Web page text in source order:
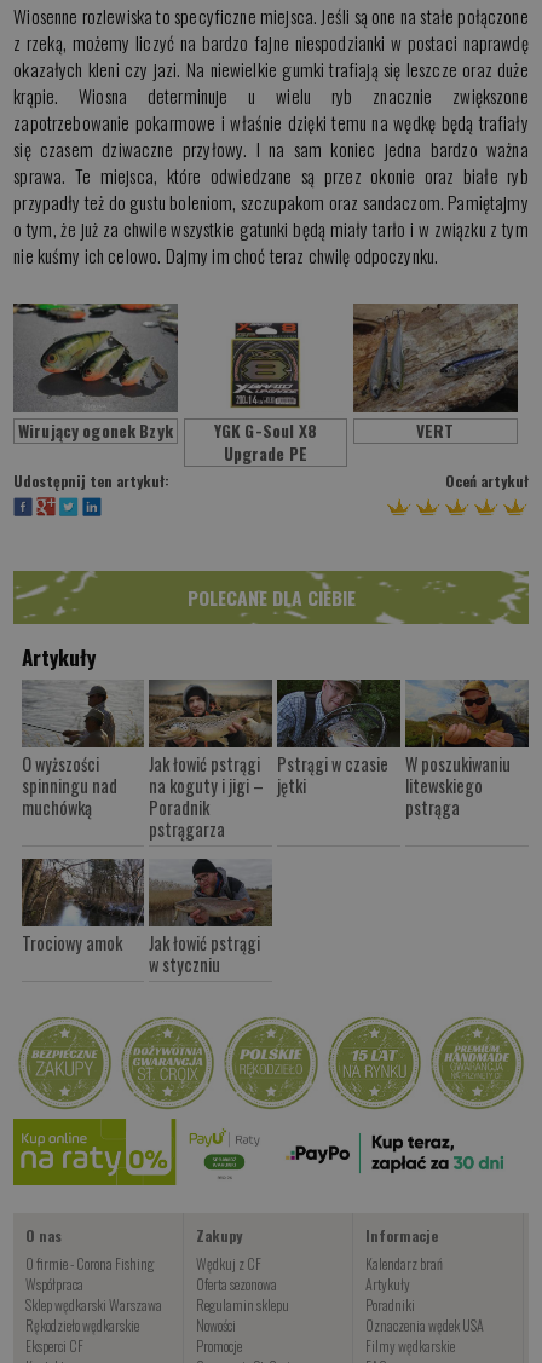
Wiosenne rozlewiska to specyficzne miejsca. Jeśli są one na stałe połączone
z rzeką, możemy liczyć na bardzo fajne niespodzianki w postaci naprawdę
okazałych kleni czy jazi. Na niewielkie gumki trafiają się leszcze oraz duże
krąpie. Wiosna determinuje u wielu ryb znacznie zwiększone
zapotrzebowanie pokarmowe i właśnie dzięki temu na wędkę będą trafiały
się czasem dziwaczne przyłowy. I na sam koniec jedna bardzo ważna
sprawa. Te miejsca, które odwiedzane są przez okonie oraz białe ryb
przypadły też do gustu boleniom, szczupakom oraz sandaczom. Pamiętajmy
o tym, że już za chwile wszystkie gatunki będą miały tarło i w związku z tym
nie kuśmy ich celowo. Dajmy im choć teraz chwilę odpoczynku.
Wirujący ogonek Bzyk
YGK G-Soul X8
Upgrade PE
VERT
Udostępnij ten artykuł: Oceń artykuł
POLECANE DLA CIEBIE
Artykuły
O wyższości
spinningu nad
muchówką
Jak łowić pstrągi
na koguty i jigi –
Poradnik
pstrągarza
Pstrągi w czasie
jętki
W poszukiwaniu
litewskiego
pstrąga
Trociowy amok
Jak łowić pstrągi
w styczniu
O nas
O firmie - Corona Fishing
Współpraca
Sklep wędkarski Warszawa
Rękodzieło wędkarskie
Eksperci CF
Zakupy
Wędkuj z CF
Oferta sezonowa
Regulamin sklepu
Nowości
Promocje
Informacje
Kalendarz brań
Artykuły
Poradniki
Oznaczenia wędek USA
Filmy wędkarskie